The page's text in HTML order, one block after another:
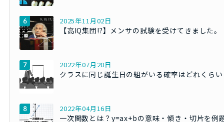
2025年11月02日
【高IQ集団!?】メンサの試験を受けてきました。
2022年07月20日
クラスに同じ誕生日の組がいる確率はどれくら
2022年04月16日
一次関数とは？y=ax+bの意味・傾き・切片を例